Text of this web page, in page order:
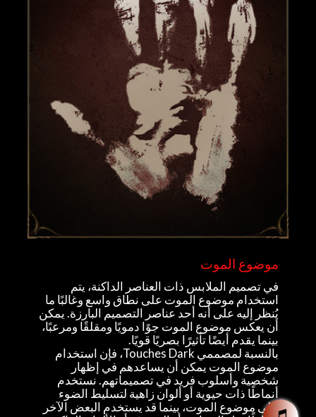
موضوع الموت
في تصميم الملابس ذات العناصر الداكنة، يتم
استخدام موضوع الموت على نطاق واسع وغالبًا ما
يُنظر إليه على أنه أحد عناصر التصميم البارزة. يمكن
أن يعكس موضوع الموت جوًا دمويًا ومقلقًا ومرعبًا،
بينما يقدم أيضًا تأثيرًا بصريًا قويًا.
بالنسبة لمصممي Touches Dark، فإن استخدام
موضوع الموت يمكن أن يساعدهم في إظهار
شخصية وأسلوب فريد في تصميماتهم. نستخدم
أنماطًا ذات حيوية أو ألوان زاهية لتسليط الضوء
على موضوع الموت، بينما قد يستخدم البعض الآخر